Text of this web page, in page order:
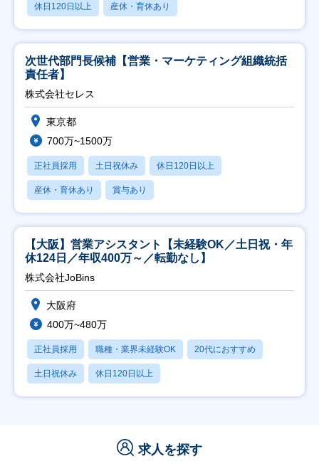
休日120日以上 産休・育休あり
次世代部門長候補【営業・マーケティング組織統括
責任者】
株式会社セレス
東京都
700万~1500万
正社員採用 土日祝休み 休日120日以上
産休・育休あり 賞与あり
【大阪】営業アシスタント【未経験OK／土日祝・年
休124日／年収400万～／転勤なし】
株式会社JoBins
大阪府
400万~480万
正社員採用 職種・業界未経験OK 20代におすすめ
土日祝休み 休日120日以上
求人を探す